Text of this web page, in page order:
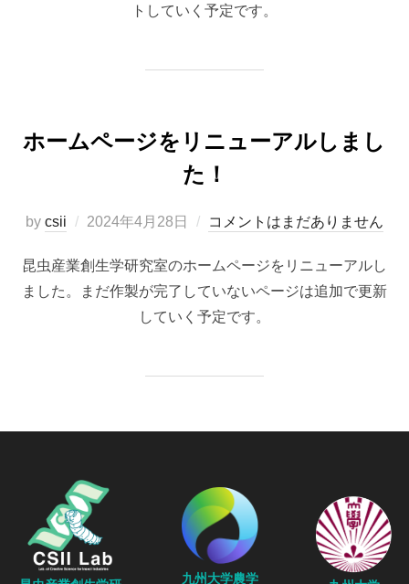
トしていく予定です。
ホームページをリニューアルしまし
た！
by csii
投
日:
2024年4月28日 コメントはまだありません
昆虫産業創生学研究室のホームページをリニューアルし
ました。まだ作製が完了していないページは追加で更新
していく予定です。
九州大学農学